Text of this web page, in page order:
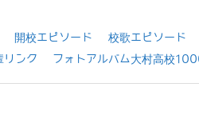
開校エピソード 校歌エピソード
リンク フォトアルバム大村高校